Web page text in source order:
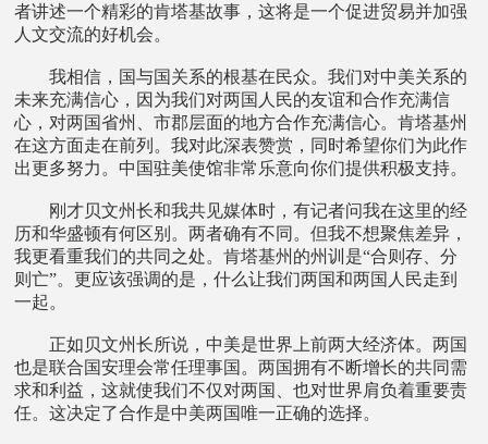
者讲述一个精彩的肯塔基故事，这将是一个促进贸易并加强
人文交流的好机会。
我相信，国与国关系的根基在民众。我们对中美关系的
未来充满信心，因为我们对两国人民的友谊和合作充满信
心，对两国省州、市郡层面的地方合作充满信心。肯塔基州
在这方面走在前列。我对此深表赞赏，同时希望你们为此作
出更多努力。中国驻美使馆非常乐意向你们提供积极支持。
刚才贝文州长和我共见媒体时，有记者问我在这里的经
历和华盛顿有何区别。两者确有不同。但我不想聚焦差异，
我更看重我们的共同之处。肯塔基州的州训是“合则存、分
则亡”。更应该强调的是，什么让我们两国和两国人民走到
一起。
正如贝文州长所说，中美是世界上前两大经济体。两国
也是联合国安理会常任理事国。两国拥有不断增长的共同需
求和利益，这就使我们不仅对两国、也对世界肩负着重要责
任。这决定了合作是中美两国唯一正确的选择。